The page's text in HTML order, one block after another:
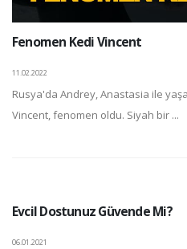
Fenomen Kedi Vincent
11.02.2022
Rusya'da Andrey, Anastasia ile
Vincent, fenomen oldu. Siyah bir ...
Evcil Dostunuz Güvende Mi?
06.01.2021